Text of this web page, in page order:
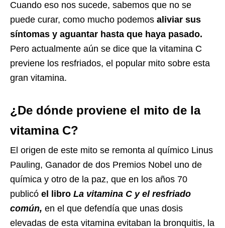
Cuando eso nos sucede, sabemos que no se
puede curar, como mucho podemos aliviar sus
síntomas y aguantar hasta que haya pasado.
Pero actualmente aún se dice que la vitamina C
previene los resfriados, el popular mito sobre esta
gran vitamina.
¿De dónde proviene el mito de la
vitamina C?
El origen de este mito se remonta al químico Linus
Pauling, Ganador de dos Premios Nobel uno de
química y otro de la paz, que en los años 70
publicó el libro La vitamina C y el resfriado
común, en el que defendía que unas dosis
elevadas de esta vitamina evitaban la bronquitis, la